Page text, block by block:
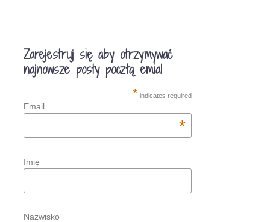
Zarejestruj się aby otrzymywać
najnowsze posty pocztą emial
* indicates required
Email
*
Imię
Nazwisko